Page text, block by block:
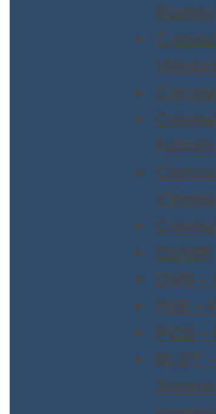
DUVRI
DVR
PEE
POS
RLST